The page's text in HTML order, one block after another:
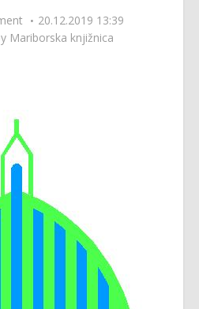
20.12.2019 13:39
Mariborska knjižnica